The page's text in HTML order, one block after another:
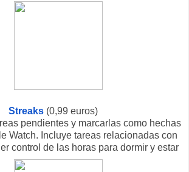
Streaks(0,99 euros)
pendientes y marcarlas como hechas
Watch. Incluye tareas relacionadas con
control de las horas para dormir y estar